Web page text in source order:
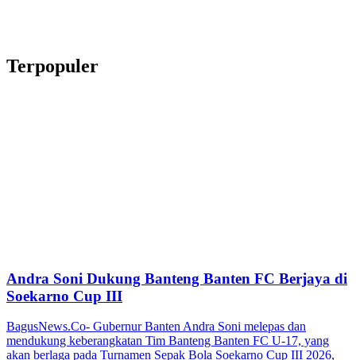
Terpopuler
Andra Soni Dukung Banteng Banten FC Berjaya di
Soekarno Cup III
BagusNews.Co- Gubernur Banten Andra Soni melepas dan
mendukung keberangkatan Tim Banteng Banten FC U-17, yang
akan berlaga pada Turnamen Sepak Bola Soekarno Cup III 2026,